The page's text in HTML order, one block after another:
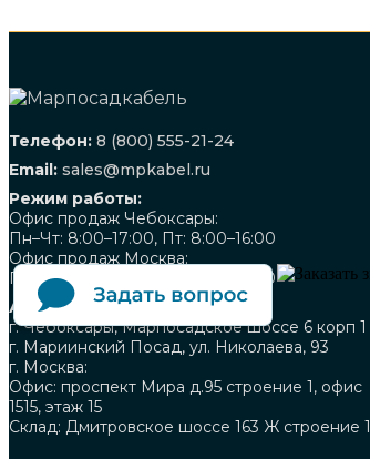
Телефон: 8 (800) 555-21-24
Email: sales@mpkabel.ru
Режим работы:
Офис продаж Чебоксары:
Пн–Чт: 8:00–17:00, Пт: 8:00–16:00
Офис продаж Москва:
Пн–Чт: 9:00–18:00, Пт: 9:00–17:00
Адрес:
г. Чебоксары, Марпосадское шоссе 6 корп 1
г. Мариинский Посад, ул. Николаева, 93
г. Москва:
Офис: проспект Мира д.95 строение 1, офис
1515, этаж 15
Склад: Дмитровское шоссе 163 Ж строение 1